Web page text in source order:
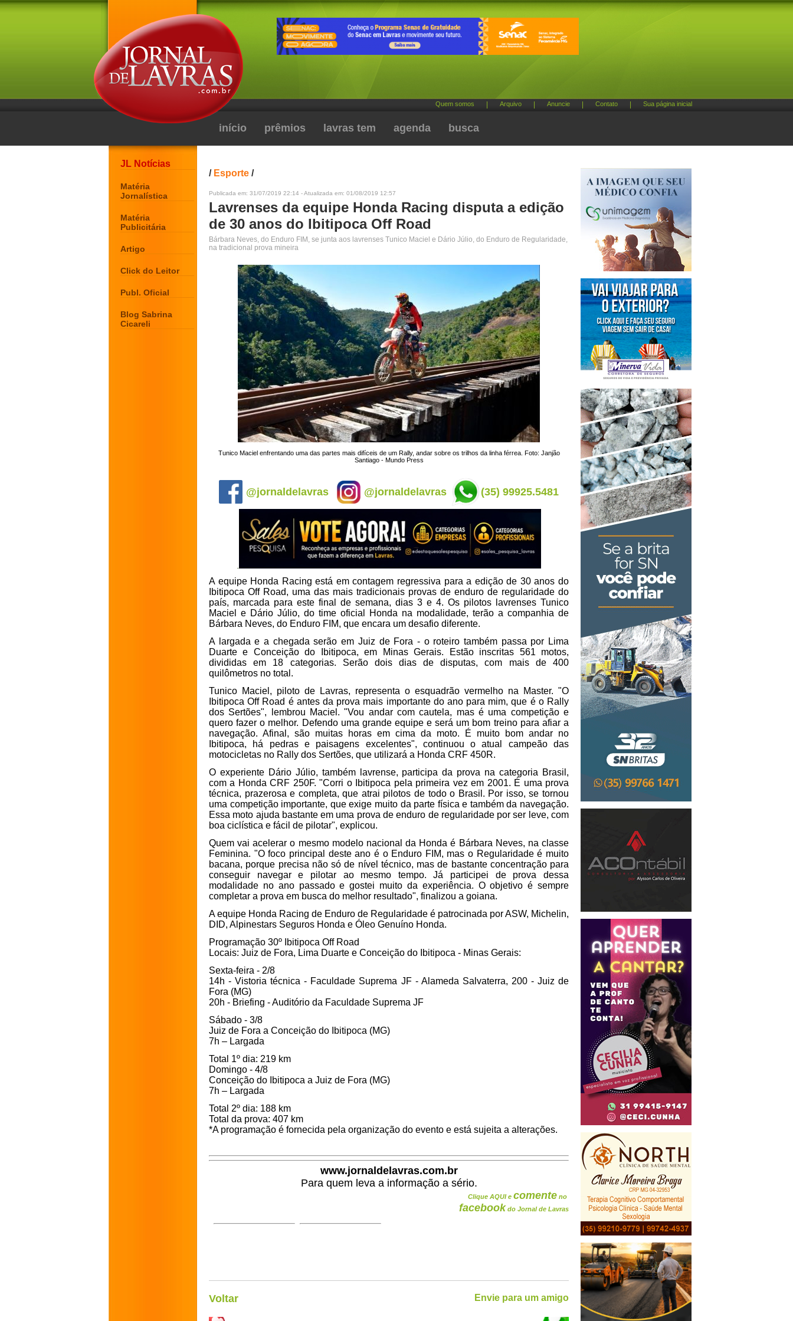
Quem somos Arquivo Anuncie Contato Sua página inicial
início prêmios lavras tem agenda busca
JL Notícias
Matéria
Jornalística
Matéria
Publicitária
Artigo
Click do Leitor
Publ. Oficial
Blog Sabrina
Cicareli
/ Esporte /
Publicada em: 31/07/2019 22:14 - Atualizada em: 01/08/2019 12:57
Lavrenses da equipe Honda Racing disputa a edição
de 30 anos do Ibitipoca Off Road
Bárbara Neves, do Enduro FIM, se junta aos lavrenses Tunico Maciel e Dário Júlio, do Enduro de Regularidade,
na tradicional prova mineira
Tunico Maciel enfrentando uma das partes mais difíceis de um Rally, andar sobre os trilhos da linha férrea. Foto: Janjão
Santiago - Mundo Press
@jornaldelavras @jornaldelavras (35) 99925.5481
A equipe Honda Racing está em contagem regressiva para a edição de 30 anos do
Ibitipoca Off Road, uma das mais tradicionais provas de enduro de regularidade do
país, marcada para este final de semana, dias 3 e 4. Os pilotos lavrenses Tunico
Maciel e Dário Júlio, do time oficial Honda na modalidade, terão a companhia de
Bárbara Neves, do Enduro FIM, que encara um desafio diferente.
A largada e a chegada serão em Juiz de Fora - o roteiro também passa por Lima
Duarte e Conceição do Ibitipoca, em Minas Gerais. Estão inscritas 561 motos,
divididas em 18 categorias. Serão dois dias de disputas, com mais de 400
quilômetros no total.
Tunico Maciel, piloto de Lavras, representa o esquadrão vermelho na Master. "O
Ibitipoca Off Road é antes da prova mais importante do ano para mim, que é o Rally
dos Sertões", lembrou Maciel. "Vou andar com cautela, mas é uma competição e
quero fazer o melhor. Defendo uma grande equipe e será um bom treino para afiar a
navegação. Afinal, são muitas horas em cima da moto. É muito bom andar no
Ibitipoca, há pedras e paisagens excelentes", continuou o atual campeão das
motocicletas no Rally dos Sertões, que utilizará a Honda CRF 450R.
O experiente Dário Júlio, também lavrense, participa da prova na categoria Brasil,
com a Honda CRF 250F. "Corri o Ibitipoca pela primeira vez em 2001. É uma prova
técnica, prazerosa e completa, que atrai pilotos de todo o Brasil. Por isso, se tornou
uma competição importante, que exige muito da parte física e também da navegação.
Essa moto ajuda bastante em uma prova de enduro de regularidade por ser leve, com
boa ciclística e fácil de pilotar", explicou.
Quem vai acelerar o mesmo modelo nacional da Honda é Bárbara Neves, na classe
Feminina. "O foco principal deste ano é o Enduro FIM, mas o Regularidade é muito
bacana, porque precisa não só de nível técnico, mas de bastante concentração para
conseguir navegar e pilotar ao mesmo tempo. Já participei de prova dessa
modalidade no ano passado e gostei muito da experiência. O objetivo é sempre
completar a prova em busca do melhor resultado", finalizou a goiana.
A equipe Honda Racing de Enduro de Regularidade é patrocinada por ASW, Michelin,
DID, Alpinestars Seguros Honda e Óleo Genuíno Honda.
Programação 30º Ibitipoca Off Road
Locais: Juiz de Fora, Lima Duarte e Conceição do Ibitipoca - Minas Gerais:
Sexta-feira - 2/8
14h - Vistoria técnica - Faculdade Suprema JF - Alameda Salvaterra, 200 - Juiz de
Fora (MG)
20h - Briefing - Auditório da Faculdade Suprema JF
Sábado - 3/8
Juiz de Fora a Conceição do Ibitipoca (MG)
7h – Largada
Total 1º dia: 219 km
Domingo - 4/8
Conceição do Ibitipoca a Juiz de Fora (MG)
7h – Largada
Total 2º dia: 188 km
Total da prova: 407 km
*A programação é fornecida pela organização do evento e está sujeita a alterações.
www.jornaldelavras.com.br
Para quem leva a informação a sério.
Clique AQUI e comente no
facebook do Jornal de Lavras
Voltar Envie para um amigo